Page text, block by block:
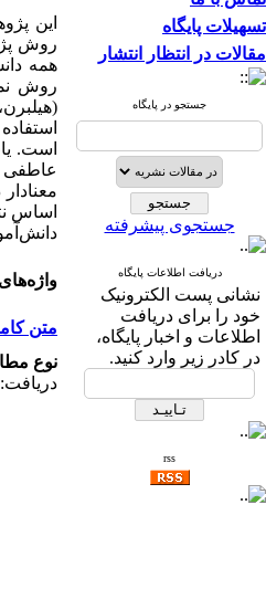
تسهیلات پایگاه
مقالات در انتظار انتشار
جستجو در پایگاه
جستجوی پیشرفته
دریافت اطلاعات پایگاه
نشانی پست الکترونیک
خود را برای دریافت
اطلاعات و اخبار پایگاه،
در کادر زیر وارد کنید.
rss
این
روش
روش
اساس
متن
نوع
دریافت: 1401/4/16 | پذیرش: 1401/11/6 | انتشار: 1403/10/3